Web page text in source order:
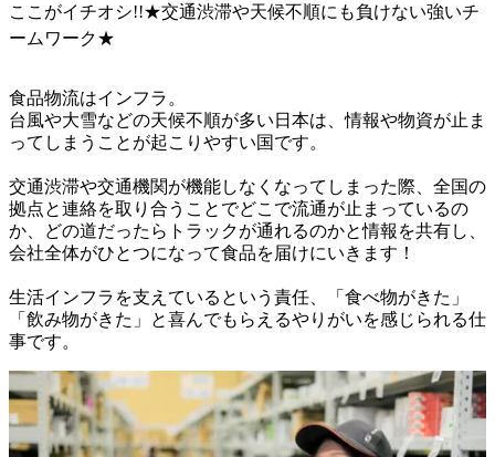
ここがイチオシ!!★交通渋滞や天候不順にも負けない強いチ
ームワーク★
食品物流はインフラ。
台風や大雪などの天候不順が多い日本は、情報や物資が止ま
ってしまうことが起こりやすい国です。
交通渋滞や交通機関が機能しなくなってしまった際、全国の
拠点と連絡を取り合うことでどこで流通が止まっているの
か、どの道だったらトラックが通れるのかと情報を共有し、
会社全体がひとつになって食品を届けにいきます！
生活インフラを支えているという責任、「食べ物がきた」
「飲み物がきた」と喜んでもらえるやりがいを感じられる仕
事です。